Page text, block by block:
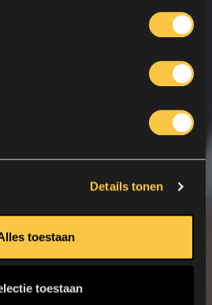
Details tonen
toestaan
toestaan